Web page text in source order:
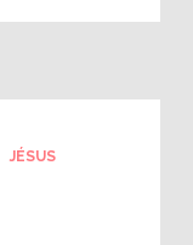
JÉSUS